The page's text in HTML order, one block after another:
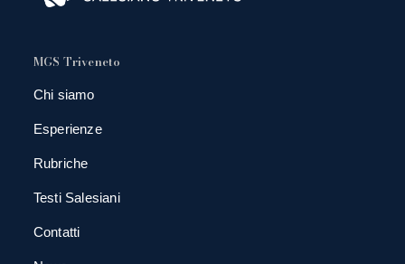
MGS Triveneto
Chi siamo
Esperienze
Rubriche
Testi Salesiani
Contatti